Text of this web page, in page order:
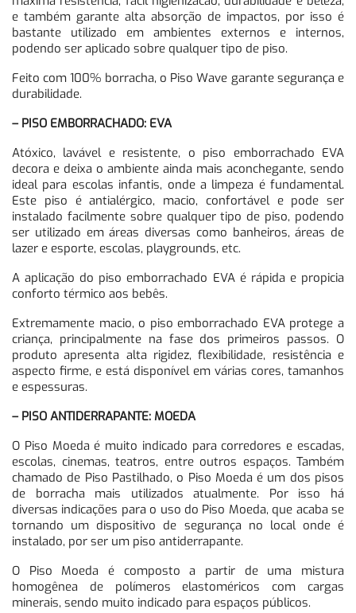
e também garante alta absorção de impactos, por isso é
bastante utilizado em ambientes externos e internos,
podendo ser aplicado sobre qualquer tipo de piso.
Feito com 100% borracha, o Piso Wave garante segurança e
durabilidade.
– PISO EMBORRACHADO: EVA
Atóxico, lavável e resistente, o piso emborrachado EVA
decora e deixa o ambiente ainda mais aconchegante, sendo
ideal para escolas infantis, onde a limpeza é fundamental.
Este piso é antialérgico, macio, confortável e pode ser
instalado facilmente sobre qualquer tipo de piso, podendo
ser utilizado em áreas diversas como banheiros, áreas de
lazer e esporte, escolas, playgrounds, etc.
A aplicação do piso emborrachado EVA é rápida e propicia
conforto térmico aos bebês.
Extremamente macio, o piso emborrachado EVA protege a
criança, principalmente na fase dos primeiros passos. O
produto apresenta alta rigidez, flexibilidade, resistência e
aspecto firme, e está disponível em várias cores, tamanhos
e espessuras.
– PISO ANTIDERRAPANTE: MOEDA
O Piso Moeda é muito indicado para corredores e escadas,
escolas, cinemas, teatros, entre outros espaços. Também
chamado de Piso Pastilhado, o Piso Moeda é um dos pisos
de borracha mais utilizados atualmente. Por isso há
diversas indicações para o uso do Piso Moeda, que acaba se
tornando um dispositivo de segurança no local onde é
instalado, por ser um piso antiderrapante.
O Piso Moeda é composto a partir de uma mistura
homogênea de polímeros elastoméricos com cargas
minerais, sendo muito indicado para espaços públicos.